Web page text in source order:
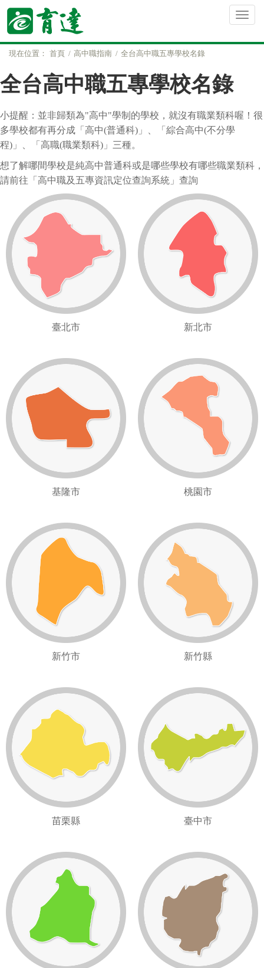
現在位置： 首頁 高中職指南 全台高中職五專學校名錄
全台高中職五專學校名錄
小提醒：並非歸類為"高中"學制的學校，就沒有職業類科喔！很
多學校都有再分成「高中(普通科)」、「綜合高中(不分學
程)」、「高職(職業類科)」三種。
想了解哪間學校是純高中普通科或是哪些學校有哪些職業類科，
請前往「 高中職及五專資訊定位查詢系統 」查詢
臺北市 新北市
基隆市 桃園市
新竹市 新竹縣
苗栗縣 臺中市